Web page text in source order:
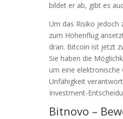
bildet er ab, gibt es
Um das Risiko jedoch
zum Höhenflug
dran. Bitcoin ist jetzt
Sie haben die
um eine elektronische
Unfähigkeit
Investment-
Bitnovo –